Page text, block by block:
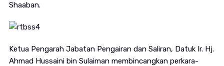
Shaaban.
Ketua Pengarah Jabatan Pengairan dan Saliran, Datuk Ir. Hj.
Ahmad Hussaini bin Sulaiman membincangkan perkara-